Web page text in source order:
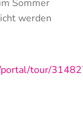
Sommer
werden
tour/